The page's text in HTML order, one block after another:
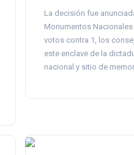
La decisión fue
Monumentos
votos contra 1, los
este enclave de la
nacional y sitio de